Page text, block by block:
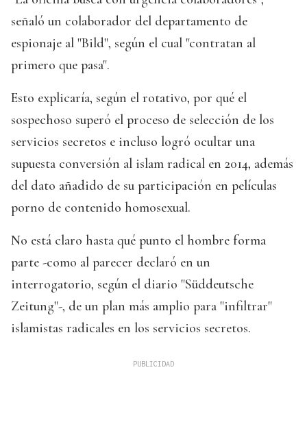
señaló un colaborador del departamento de
espionaje al "Bild", según el cual "contratan al
primero que pasa".
Esto explicaría, según el rotativo, por qué el
sospechoso superó el proceso de selección de los
servicios secretos e incluso logró ocultar una
supuesta conversión al islam radical en 2014, además
del dato añadido de su participación en películas
porno de contenido homosexual.
No está claro hasta qué punto el hombre forma
parte -como al parecer declaró en un
interrogatorio, según el diario "Süddeutsche
Zeitung"-, de un plan más amplio para "infiltrar"
islamistas radicales en los servicios secretos.